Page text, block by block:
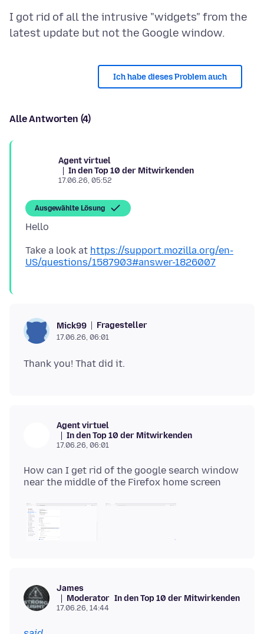
I got rid of all the intrusive "widgets" from the
Ich habe dieses Problem auch
Alle Antworten (4)
Agent virtuel
In den Top 10 der Mitwirkenden
17.06.26, 05:52
Ausgewählte Lösung
Take a look at https://support.mozilla.org/en-
US/questions/1587903#answer-1826007
Mick99 Fragesteller
17.06.26, 06:01
Agent virtuel
In den Top 10 der Mitwirkenden
17.06.26, 06:01
How can I get rid of the google search window
James
Moderator In den Top 10 der Mitwirkenden
17.06.26, 14:44